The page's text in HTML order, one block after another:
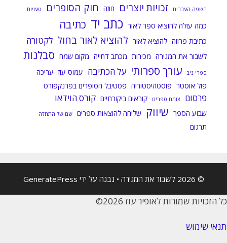
השפה העברית זכויות יוצרים חוזה חוק הסופרים טעויות
כמה עולה להוציא ספר לאור כתב יד כתיבה
כתיבת פרוזה להוציא לאור להוציא לאור בחול לקטורה
לשבור את המגירה מכירות מכתב דחייה מקום שמח סבלנות
ספרי ניב עורך ספרותי על הכתיבה עמוס עוז עריכה
פול אוסטר פוסטהיסטוריה פסטיבל הסופרים בפרנקפורט
פרסום צומת ספרים קוראים ביקורתיים קורס הוידאו
שבוע הספר שיווק שליחה להוצאות ספרים שם של התחלה
תרגום
© 2026 לשבור את המגירה • נבנה על ידי GeneratePress
כל הזכויות שמורות לאופיר עוז 2026©
תנאי שימוש